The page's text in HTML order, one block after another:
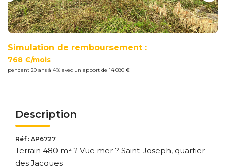
Mon
Bien
Simulation de remboursement :
768 €/mois
pendant 20 ans à 4% avec un apport de 14 080 €
Description
Réf : AP6727
Terrain 480 m² ? Vue mer ? Saint-Joseph, quartier
des Jacques